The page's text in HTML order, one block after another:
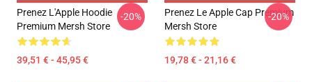
Prenez L'Apple Hoodie
Premium Mersh Store
39,51 € - 45,95 €
-20%
Prenez Le Apple Cap Premium
Mersh Store
19,78 € - 21,16 €
-20%